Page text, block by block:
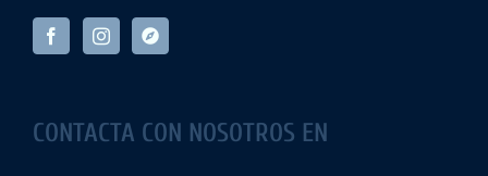
CONTACTA CON NOSOTROS EN